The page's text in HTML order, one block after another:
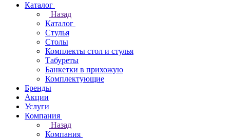
Каталог
Назад
Каталог
Стулья
Столы
Комплекты стол и стулья
Табуреты
Банкетки в прихожую
Комплектующие
Бренды
Акции
Услуги
Компания
Назад
Компания